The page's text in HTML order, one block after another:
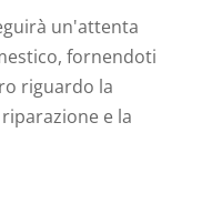
un'attenta
fornendoti
riguardo la
e la